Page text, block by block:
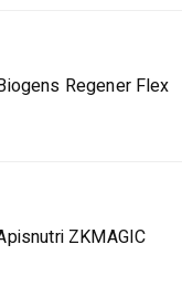
Regener Flex
ZKMAGIC